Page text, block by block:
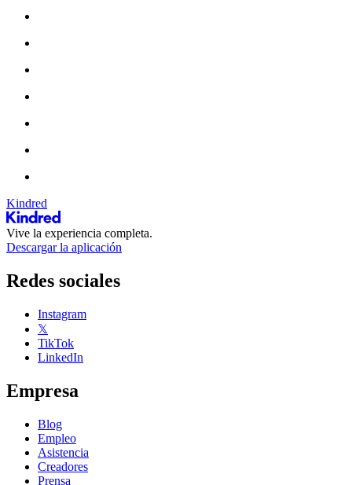
Kindred
Vive la experiencia completa.
Descargar la aplicación
Redes sociales
Instagram
𝕏
TikTok
LinkedIn
Empresa
Blog
Empleo
Asistencia
Creadores
Prensa